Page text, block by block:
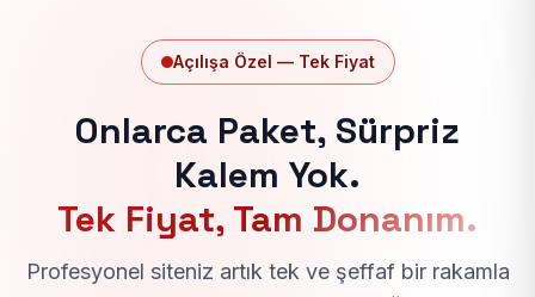
Açılışa Özel — Tek Fiyat
Onlarca Paket, Sürpriz
Kalem Yok.
Tek Fiyat, Tam Donanım.
Profesyonel siteniz artık tek ve şeffaf bir rakamla